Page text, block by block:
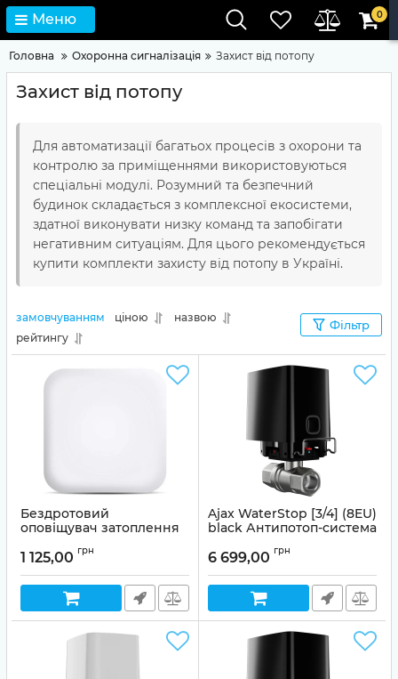
Меню 0
Головна Охоронна сигналізація Захист від потопу
Захист від потопу
Для автоматизації багатьох процесів з охорони та
контролю за приміщеннями використовуються
спеціальні модулі. Розумний та безпечний
будинок складається з комплексної екосистеми,
здатної виконувати низку команд та запобігати
негативним ситуаціям. Для цього рекомендується
купити комплекти захисту від потопу в Україні.
замовчуванням ціною
назвою
рейтингу
Фільтр
Бездротовий
оповіщувач затоплення
Артикул: 99-00010089
1 125,00 грн
Ajax WaterStop [3/4] (8EU)
black Антипотоп-система
6 699,00 грн